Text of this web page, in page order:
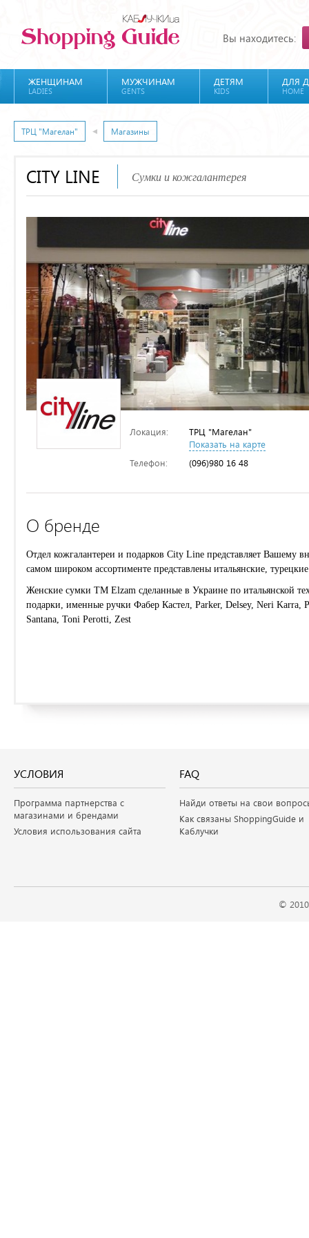
Вы находитесь:
ЖЕНЩИНАМ
LADIES
МУЖЧИНАМ
GENTS
ДЕТЯМ
KIDS
ДЛЯ
HOME
ТРЦ "Магелан" Магазины
CITY LINE Сумки и кожгалантерея
Локация:
ТРЦ "Магелан"
Показать на карте
Телефон:
(096)980 16 48
О бренде
Отдел кожгалантереи и подарков City Line представляет Вашему
самом широком ассортименте представлены итальянские,
Женские сумки ТМ Elzam сделанные в Украине по итальянской
подарки, именные ручки Фабер Кастел, Parker, Delsey, Neri Karra,
Santana, Toni Perotti, Zest
УСЛОВИЯ
Программа партнерства с
магазинами и брендами
Условия использования сайта
FAQ
Найди ответы на свои
Как связаны ShoppingGuide и
Каблучки
©